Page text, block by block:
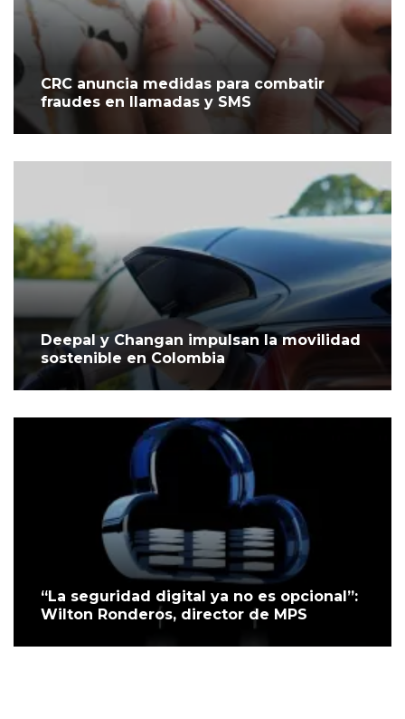
CRC anuncia medidas para combatir
fraudes en llamadas y SMS
Deepal y Changan impulsan la movilidad
sostenible en Colombia
“La seguridad digital ya no es opcional”:
Wilton Ronderos, director de MPS